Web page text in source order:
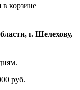
в корзине
г. Шелехову,
руб.